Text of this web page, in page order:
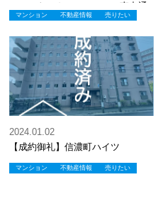
ョン トーカンマンション東中通
りマンション 不動産情報 売りたい
【成約御礼】信濃町ハイツ
2024.01.02
マンション 不動産情報 売りたい